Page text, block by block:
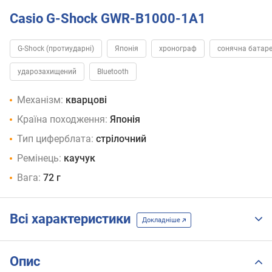
Casio G-Shock GWR-B1000-1A1
G-Shock (протиударні) Японія хронограф сонячна
ударозахищений Bluetooth
Механізм: кварцові
Країна походження: Японія
Тип циферблата: стрілочний
Ремінець: каучук
Вага: 72 г
Всі характеристики Докладніше
Опис